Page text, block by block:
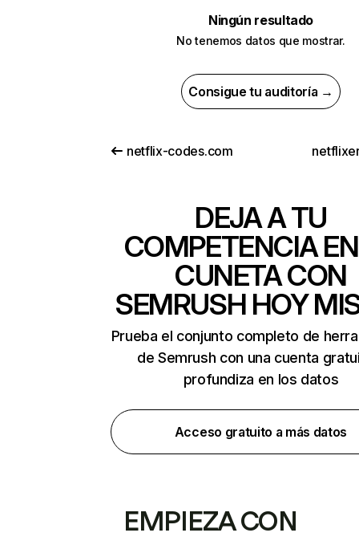
Ningún resultado
No tenemos datos que mostrar.
Consigue tu auditoría →
netflix-codes.com
DEJA A TU
COMPETENCIA
CUNETA CON
SEMRUSH HOY
Prueba el conjunto completo de
de Semrush con una cuenta
profundiza en los datos
Acceso gratuito a más datos
EMPIEZA CON